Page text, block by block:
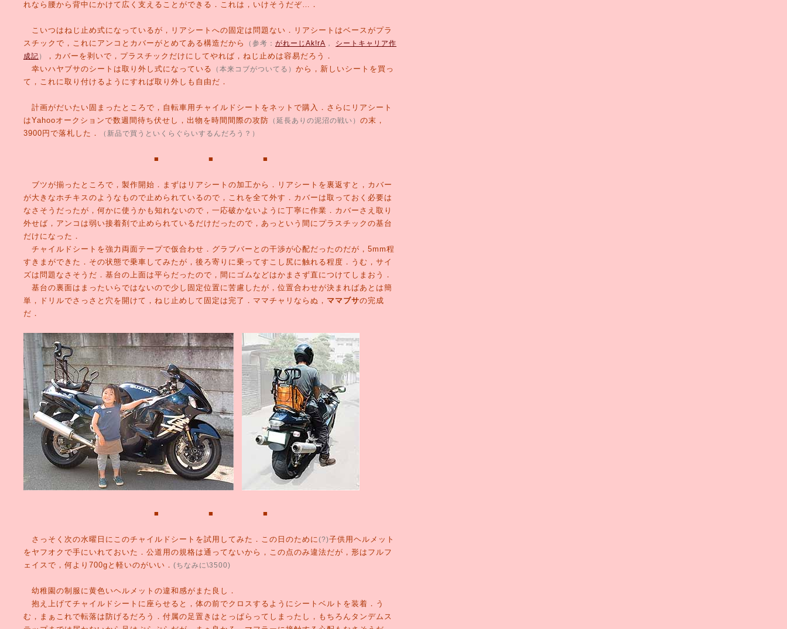
れなら腰から背中にかけて広く支えることができる．これは，いけそうだぞ…．
こいつはねじ止め式になっているが，リアシートへの固定は問題ない．リアシートはベースがプラ
スチックで，これにアンコとカバーがとめてある構造だから
（参考： がれーじAk!rA ， シートキャリア作
成記 ）
，カバーを剥いで，プラスチックだけにしてやれば，ねじ止めは容易だろう．
幸いハヤブサのシートは取り外し式になっている
（本来コブがついてる） から，新しいシートを買っ
て，これに取り付けるようにすれば取り外しも自由だ．
計画がだいたい固まったところで，自転車用チャイルドシートをネットで購入．さらにリアシート
はYahooオークションで数週間待ち伏せし，出物を時間間際の攻防 （延長ありの泥沼の戦い） の末，
3900円で落札した．
（新品で買うといくらぐらいするんだろう？）
■ ■ ■
ブツが揃ったところで，製作開始．まずはリアシートの加工から．リアシートを裏返すと，カバー
が大きなホチキスのようなもので止められているので，これを全て外す．カバーは取っておく必要は
なさそうだったが，何かに使うかも知れないので，一応破かないように丁寧に作業．カバーさえ取り
外せば，アンコは弱い接着剤で止められているだけだったので，あっという間にプラスチックの基台
だけになった．
チャイルドシートを強力両面テープで仮合わせ．グラブバーとの干渉が心配だったのだが，5mm程
すきまができた．その状態で乗車してみたが，後ろ寄りに乗ってすこし尻に触れる程度．うむ，サイ
ズは問題なさそうだ．基台の上面は平らだったので，間にゴムなどはかまさず直につけてしまおう．
基台の裏面はまったいらではないので少し固定位置に苦慮したが，位置合わせが決まればあとは簡
単，ドリルでさっさと穴を開けて，ねじ止めして固定は完了．ママチャリならぬ， ママブサの完成
だ．
■ ■ ■
さっそく次の水曜日にこのチャイルドシートを試用してみた．この日のために(?)子供用ヘルメット
をヤフオクで手にいれておいた．公道用の規格は通ってないから，この点のみ違法だが，形はフルフ
ェイスで，何より700gと軽いのがいい． (ちなみに\3500)
幼稚園の制服に黄色いヘルメットの違和感がまた良し．
抱え上げてチャイルドシートに座らせると，体の前でクロスするようにシートベルトを装着．う
む，まぁこれで転落は防げるだろう．付属の足置きはとっぱらってしまったし，もちろんタンデムス